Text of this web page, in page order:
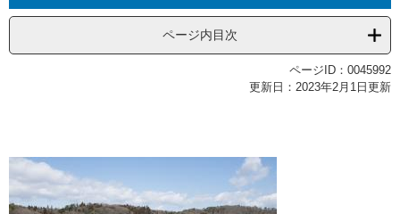
ページ内目次
ページID：0045992
更新日：2023年2月1日更新